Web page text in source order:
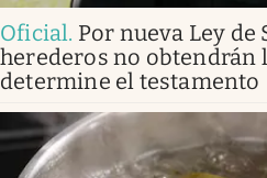
Oficial. Por nueva Ley de
herederos no obtendrán
determine el testamento